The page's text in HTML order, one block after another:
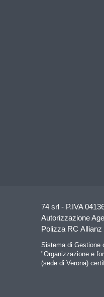
74 srl - P.IVA
Autorizzazione
Polizza RC
Sistema di Gestione
"Organizzazione e
(sede di Verona)